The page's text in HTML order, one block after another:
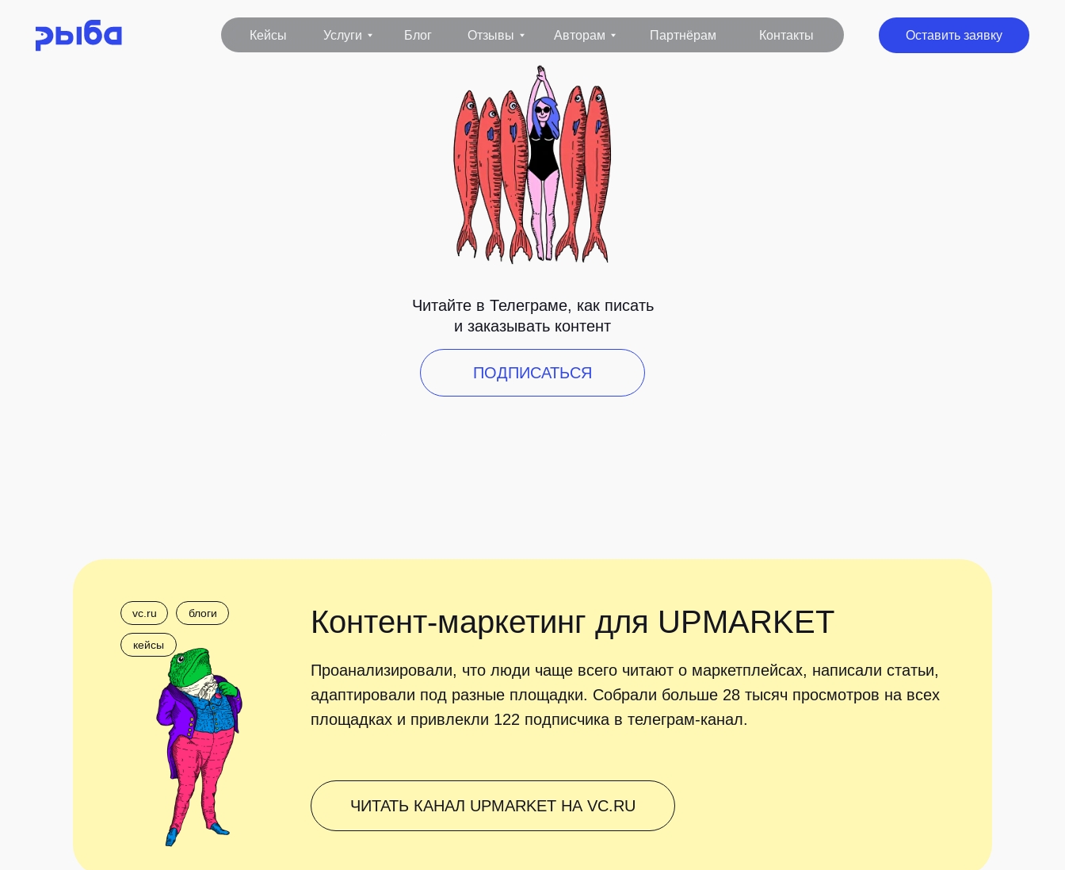
Контакты
Партнёрам
Авторам
Отзывы
Блог
Кейсы Оставить заявку
Читайте в Телеграме, как писать
и заказывать контент
ПОДПИСАТЬСЯ
vc.ru
кейсы
блоги Контент-маркетинг для UPMARKET
Проанализировали, что люди чаще всего читают о маркетплейсах, написали статьи,
адаптировали под разные площадки. Собрали больше 28 тысяч просмотров на всех
площадках и привлекли 122 подписчика в телеграм-канал.
ЧИТАТЬ КАНАЛ UPMARKET НА VC.RU